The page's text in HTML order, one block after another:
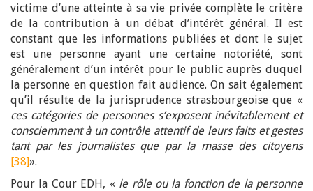
victime d’une atteinte à sa vie privée complète le critère
de la contribution à un débat d’intérêt général. Il est
constant que les informations publiées et dont le sujet
est une personne ayant une certaine notoriété, sont
généralement d’un intérêt pour le public auprès duquel
la personne en question fait audience. On sait également
qu’il résulte de la jurisprudence strasbourgeoise que «
ces catégories de personnes s’exposent inévitablement et
consciemment à un contrôle attentif de leurs faits et gestes
tant par les journalistes que par la masse des citoyens
[38]».
Pour la Cour EDH, « le rôle ou la fonction de la personne